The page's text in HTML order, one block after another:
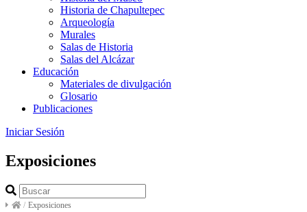
Historia de Chapultepec
Arqueología
Murales
Salas de Historia
Salas del Alcázar
Educación
Materiales de divulgación
Glosario
Publicaciones
Iniciar Sesión
Exposiciones
/ Exposiciones